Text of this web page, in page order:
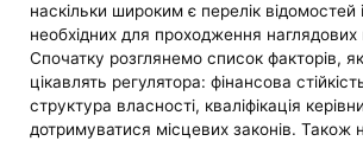
наскільки широким є перелік відомостей і
необхідних для проходження
Спочатку розглянемо список факторів,
цікавлять регулятора: фінансова
структура власності, кваліфікація
дотримуватися місцевих законів. Також